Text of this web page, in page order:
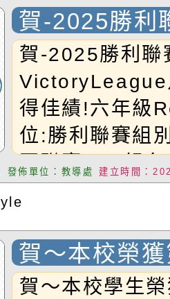
賀-2025勝利
Victory
賽 奪得佳績!
賀-2025勝利聯
VictoryLeague
得佳績!六年級
位:勝利聯賽組
軍聯賽U12組
禧得獎的同學！
發佈單位：教導處 建立時間：
賀～本校榮
三名
賀～本校學生